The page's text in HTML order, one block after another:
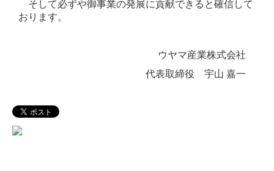
そして必ずや御事業の発展に貢献できると確信して
おります。
ウヤマ産業株式会社
代表取締役 宇山 嘉一